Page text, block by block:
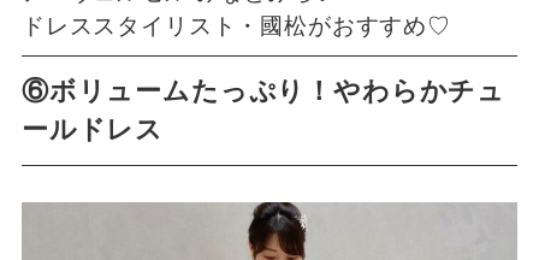
ドレススタイリスト・國松がおすすめ♡
⑥ボリュームたっぷり！やわらかチュ
ールドレス